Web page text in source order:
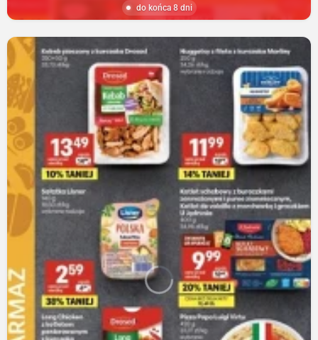
do końca 8 dni